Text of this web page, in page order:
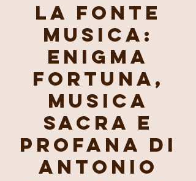
La fonte
musica:
Enigma
Fortuna,
Musica
sacra e
profana di
Antonio